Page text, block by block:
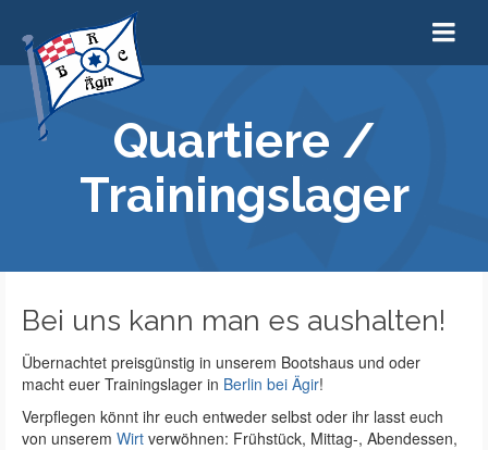
Quartiere /
Trainingslager
Bei uns kann man es aushalten!
Übernachtet preisgünstig in unserem Bootshaus und oder
macht euer Trainingslager in Berlin bei Ägir!
Verpflegen könnt ihr euch entweder selbst oder ihr lasst euch
von unserem Wirt verwöhnen: Frühstück, Mittag-, Abendessen,